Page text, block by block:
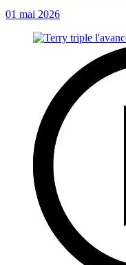
01 mai 2026